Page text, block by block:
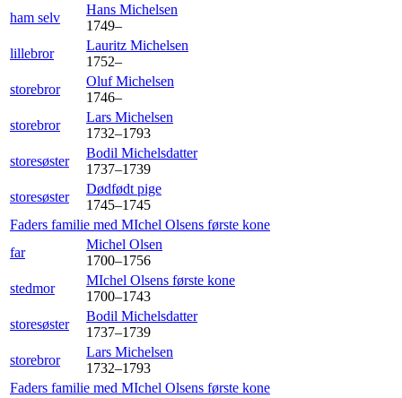
ham selv
Hans Michelsen
1749–
lillebror
Lauritz Michelsen
1752–
storebror
OlufMichelsen
1746–
storebror
Lars Michelsen
1732–1793
storesøster
Bodil Michelsdatter
1737–1739
storesøster
Dødfødt pige
1745–1745
Faders familie med MIchel Olsens første kone
far
Michel Olsen
1700–1756
stedmor
MIchel Olsens første kone
1700–1743
storesøster
Bodil Michelsdatter
1737–1739
storebror
Lars Michelsen
1732–1793
Faders familie med MIchel Olsens første kone